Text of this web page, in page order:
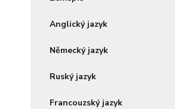
Anglický jazyk
Německý jazyk
Ruský jazyk
Francouzský jazyk